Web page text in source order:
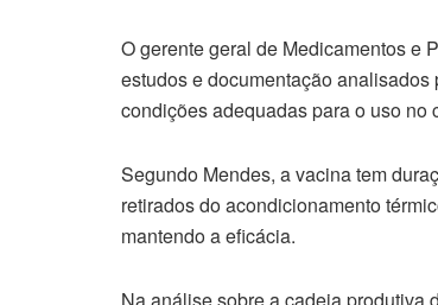
O gerente geral de Medicamentos e
estudos e documentação
condições adequadas para o uso no
Segundo Mendes, a vacina tem
retirados do acondicionamento
mantendo a eficácia.